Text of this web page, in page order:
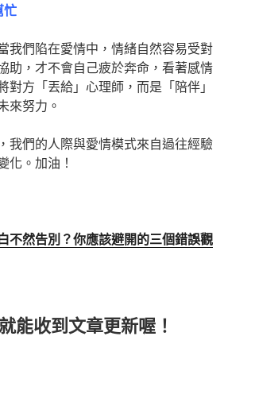
忙
我們陷在愛情中，情緒自然容易受對
助，才不會自己疲於奔命，看著感情
方「丟給」心理師，而是「陪伴」
來努力。
我們的人際與愛情模式來自過往經驗
化。加油！
不然告別？你應該避開的三個錯誤觀
能收到文章更新喔！